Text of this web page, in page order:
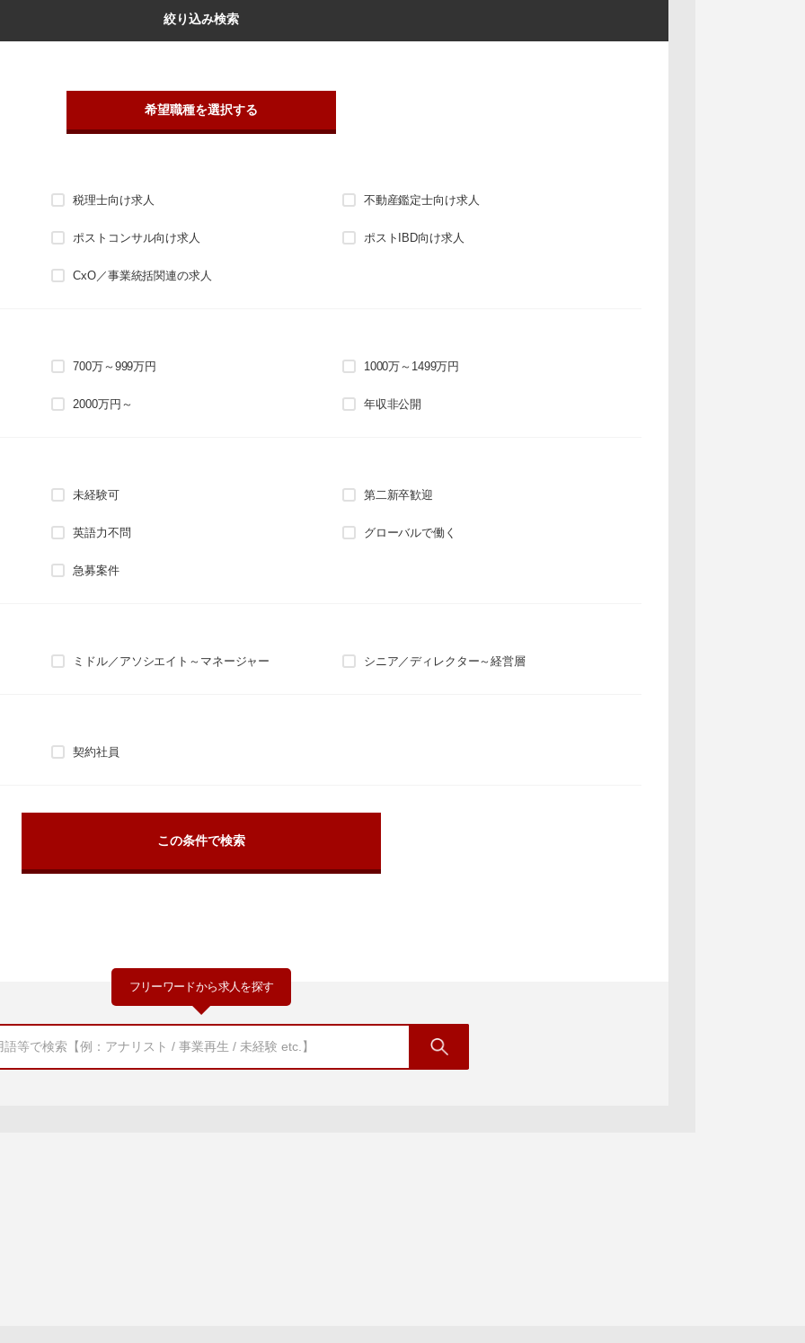
絞り込み検索
希望職種を選択する
税理士向け求人 不動産鑑定士向け求人
ポストコンサル向け求人 ポストIBD向け求人
CxO／事業統括関連の求人
700万～999万円 1000万～1499万円
2000万円～ 年収非公開
未経験可 第二新卒歓迎
英語力不問 グローバルで働く
急募案件
ミドル／アソシエイト～マネージャー シニア／ディレクター～経営層
契約社員
フリーワードから求人を探す